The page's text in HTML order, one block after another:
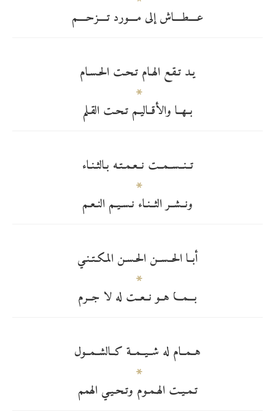
عــــطــــاش إلى مــــورد تــــزحــــم
يـد تـقـع الهـام تـحـت الحـسـام
بــهــا والأقــاليـم تـحـت القـلم
تــنــســمــت نــعـمـتـه بـالثـنـاء
ونــشــر الثــنـاء نـسـيـم النـعـم
أبــا الحــســن الحـسـن المـكـتـنـي
بـــمـــا هــو نــعــت له لا جــرم
هــمــام له شــيــمــة كــالشــمــول
تـمـيـت الهـمـوم وتـحـيـي الهمم